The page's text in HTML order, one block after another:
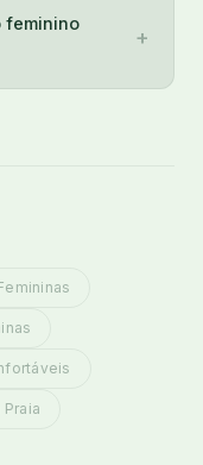
feminino
+